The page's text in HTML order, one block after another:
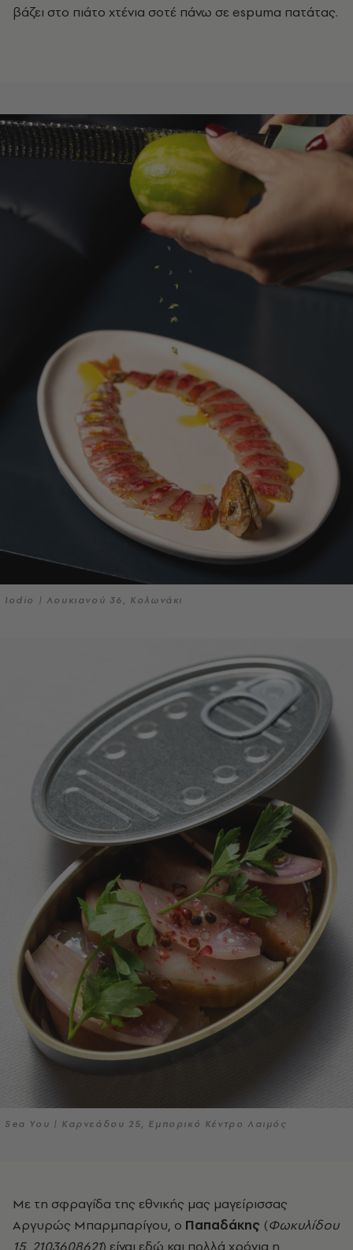
βάζει στο πιάτο χτένια σοτέ πάνω σε espuma πατάτας.
Iodio | Λουκιανού 36, Κολωνάκι
Sea You | Καρνεάδου 25, Εμπορικό Κέντρο Λαιμός
Με τη σφραγίδα της εθνικής μας μαγείρισσας
Αργυρώς Μπαρμπαρίγου, ο Παπαδάκης (Φωκυλίδου
15, 2103608621) είναι εδώ και πολλά χρόνια η